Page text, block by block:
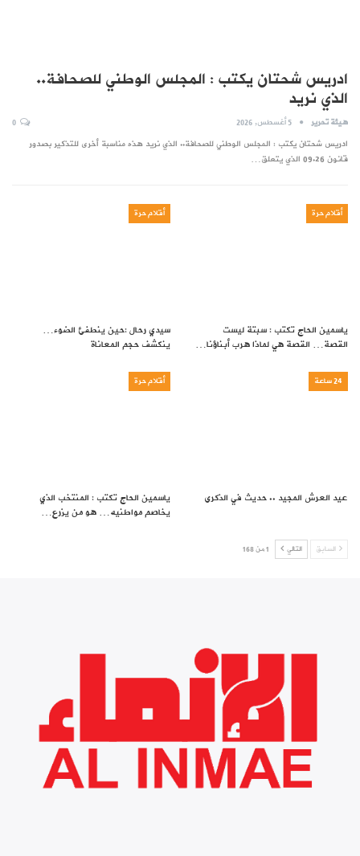
ادريس شحتان يكتب : المجلس الوطني للصحافة..
الذي نريد
هيئة تحرير 5 أغسطس, 2026
ادريس شحتان يكتب : المجلس الوطني للصحافة.. الذي نريد هذه مناسبة أخرى للتذكير بصدور
قانون 09.26 الذي يتعلق…
أقلام حرة
ياسمين الحاج تكتب : سبتة ليست
القصة… القصة هي لماذا هرب أبناؤنا…
أقلام حرة
سيدي رحال :حين ينطفئ الضوء…
ينكشف حجم المعاناة
24 ساعة
عيد العرش المجيد .. حديث في الذكرى
أقلام حرة
ياسمين الحاج تكتب : المنتخب الذي
يخاصم مواطنيه… هو من يزرع…
السابق التالي 1 من 168